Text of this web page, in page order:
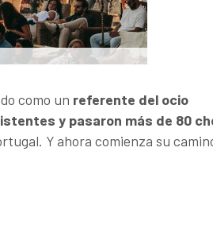
como un referente del ocio
y pasaron más de 80
Y ahora comienza su